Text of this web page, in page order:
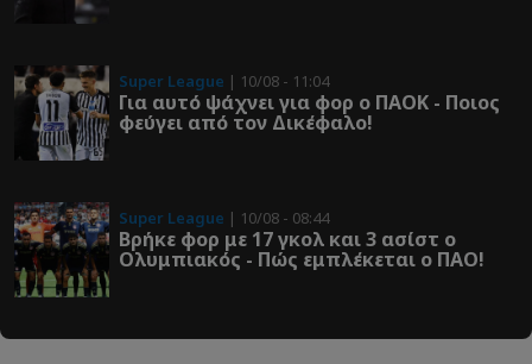
Super League | 10/08 - 11:04
Για αυτό ψάχνει για φορ ο ΠΑΟΚ - Ποιος
φεύγει από τον Δικέφαλο!
Super League | 10/08 - 08:44
Βρήκε φορ με 17 γκολ και 3 ασίστ ο
Ολυμπιακός - Πώς εμπλέκεται ο ΠΑΟ!